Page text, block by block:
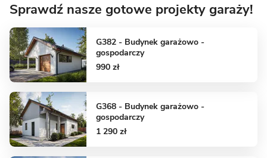
Sprawdź nasze gotowe projekty garaży!
G382 - Budynek garażowo -
gospodarczy
990 zł
G368 - Budynek garażowo -
gospodarczy
1 290 zł